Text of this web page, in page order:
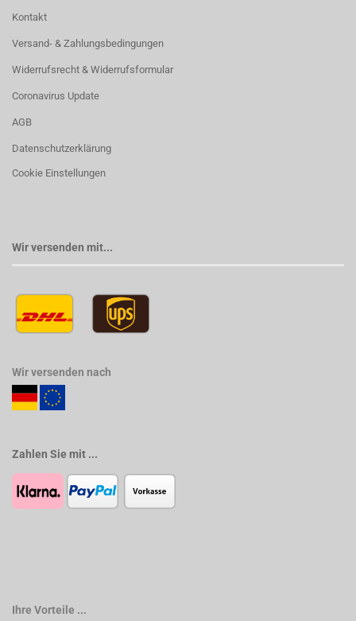
Kontakt
Versand- & Zahlungsbedingungen
Widerrufsrecht & Widerrufsformular
Coronavirus Update
AGB
Datenschutzerklärung
Cookie Einstellungen
Wir versenden mit...
Wir versenden nach
Zahlen Sie mit ...
Ihre Vorteile ...